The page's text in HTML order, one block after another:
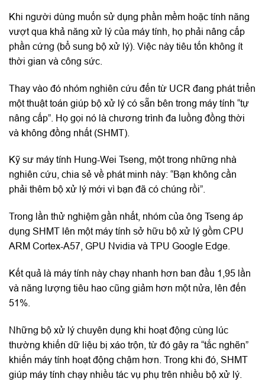
Khi người dùng muốn sử dụng phần mềm hoặc tính năng
vượt qua khả năng xử lý của máy tính, họ phải nâng cấp
phần cứng (bổ sung bộ xử lý). Việc này tiêu tốn không ít
thời gian và công sức.
Thay vào đó nhóm nghiên cứu đến từ UCR đang phát triển
một thuật toán giúp bộ xử lý có sẵn bên trong máy tính “tự
nâng cấp”. Họ gọi nó là chương trình đa luồng đồng thời
và không đồng nhất (SHMT).
Kỹ sư máy tính Hung-Wei Tseng, một trong những nhà
nghiên cứu, chia sẻ về phát minh này: “Bạn không cần
phải thêm bộ xử lý mới vì bạn đã có chúng rồi”.
Trong lần thử nghiệm gần nhất, nhóm của ông Tseng áp
dụng SHMT lên một máy tính sở hữu bộ xử lý gồm CPU
ARM Cortex-A57, GPU Nvidia và TPU Google Edge.
Kết quả là máy tính này chạy nhanh hơn ban đầu 1,95 lần
và năng lượng tiêu hao cũng giảm hơn một nửa, lên đến
51%.
Những bộ xử lý chuyên dụng khi hoạt động cùng lúc
thường khiến dữ liệu bị xáo trộn, từ đó gây ra “tắc nghẽn”
khiến máy tính hoạt động chậm hơn. Trong khi đó, SHMT
giúp máy tính chạy nhiều tác vụ phụ trên nhiều bộ xử lý.